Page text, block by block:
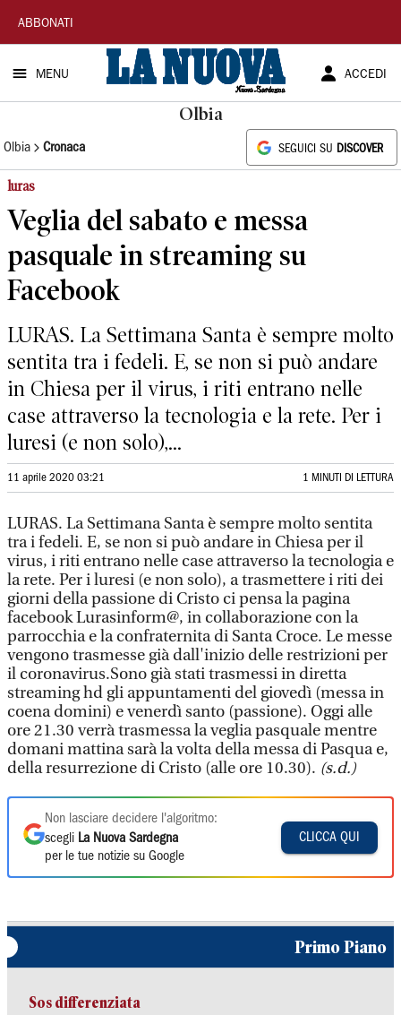
La
Nuova
Sardegna
ABBONATI
MENU ACCEDI
Olbia
Olbia Cronaca SEGUICI SU DISCOVER
luras
Veglia del sabato e messa
pasquale in streaming su
Facebook
LURAS. La Settimana Santa è sempre molto
sentita tra i fedeli. E, se non si può andare
in Chiesa per il virus, i riti entrano nelle
case attraverso la tecnologia e la rete. Per i
luresi (e non solo),...
11 aprile 2020 03:21 1 MINUTI DI LETTURA
LURAS. La Settimana Santa è sempre molto sentita
tra i fedeli. E, se non si può andare in Chiesa per il
virus, i riti entrano nelle case attraverso la tecnologia e
la rete. Per i luresi (e non solo), a trasmettere i riti dei
giorni della passione di Cristo ci pensa la pagina
facebook Lurasinform@, in collaborazione con la
parrocchia e la confraternita di Santa Croce. Le messe
vengono trasmesse già dall'inizio delle restrizioni per
il coronavirus.Sono già stati trasmessi in diretta
streaming hd gli appuntamenti del giovedì (messa in
coena domini) e venerdì santo (passione). Oggi alle
ore 21.30 verrà trasmessa la veglia pasquale mentre
domani mattina sarà la volta della messa di Pasqua e,
della resurrezione di Cristo (alle ore 10.30). (s.d.)
Non lasciare decidere l'algoritmo:
scegli La Nuova Sardegna
per le tue notizie su Google
CLICCA QUI
Primo Piano
Sos differenziata